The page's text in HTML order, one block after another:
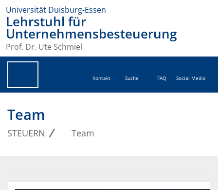
Universität Duisburg-Essen
Lehrstuhl für
Unternehmensbesteuerung
Prof. Dr. Ute Schmiel
Kontakt Suche FAQ Social Media
Team
STEUERN Team